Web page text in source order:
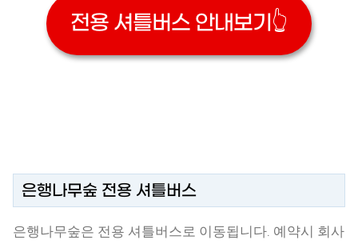
전용 셔틀버스 안내보기👆
은행나무숲 전용 셔틀버스
은행나무숲은 전용 셔틀버스로 이동됩니다. 예약시 회사